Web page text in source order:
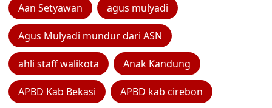
Aan Setyawan agus mulyadi
Agus Mulyadi mundur dari ASN
ahli staff walikota Anak Kandung
APBD Kab Bekasi APBD kab cirebon